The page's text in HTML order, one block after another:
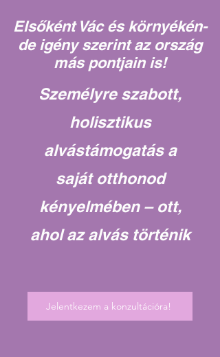
Elsőként Vác és környékén-
de igény szerint az ország
más pontjain is!
Személyre szabott,
holisztikus
alvástámogatás a
saját otthonod
kényelmében – ott,
ahol az alvás történik
Jelentkezem a konzultációra!